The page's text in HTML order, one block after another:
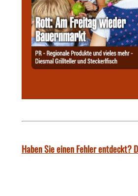
Haben Sie einen Fehler entdeckt?